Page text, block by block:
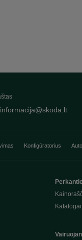
informacija@skoda.lt
Konfigūratorius
Katalogai